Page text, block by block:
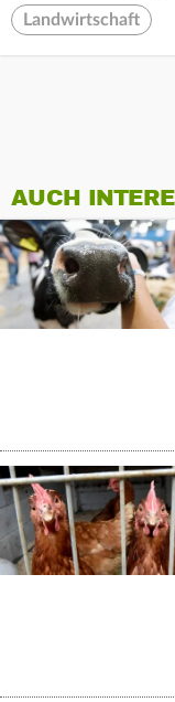
Landwirtschaft
AUCH